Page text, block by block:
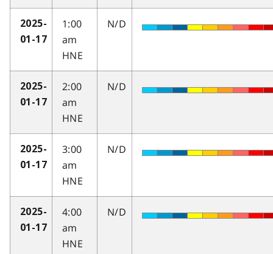
2025-
01-17
1:00
am
HNE
N/D
2025-
01-17
2:00
am
HNE
N/D
2025-
01-17
3:00
am
HNE
N/D
2025-
01-17
4:00
am
HNE
N/D